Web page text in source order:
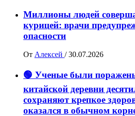
Миллионы людей
курицей: врачи
опасности
От Алексей / 30.07.2026
🟢 Ученые были
китайской деревни
сохраняют крепкое
оказался в обычном